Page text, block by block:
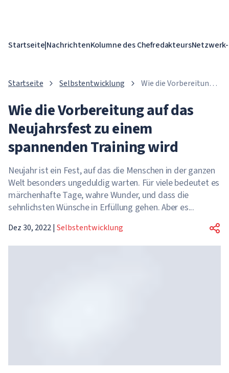
Startseite|NachrichtenKolumne des Chefredakteurs
Startseite Selbstentwicklung
Wie die Vorbereitung
zu einem spannenden
Training wird
Wie die Vorbereitung auf das
Neujahrsfest zu einem
spannenden Training wird
Neujahr ist ein Fest, auf das die Menschen in der ganzen
Welt besonders ungeduldig warten. Für viele bedeutet es
märchenhafte Tage, wahre Wunder, und dass die
sehnlichsten Wünsche in Erfüllung gehen. Aber es...
Dez 30, 2022| Selbstentwicklung